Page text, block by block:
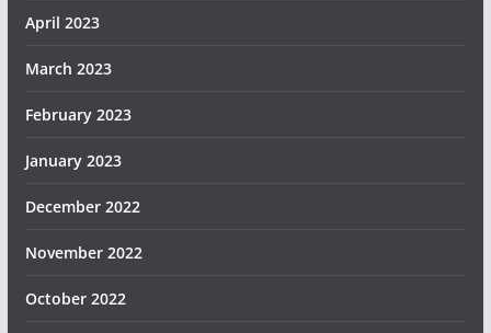
April 2023
March 2023
February 2023
January 2023
December 2022
November 2022
October 2022